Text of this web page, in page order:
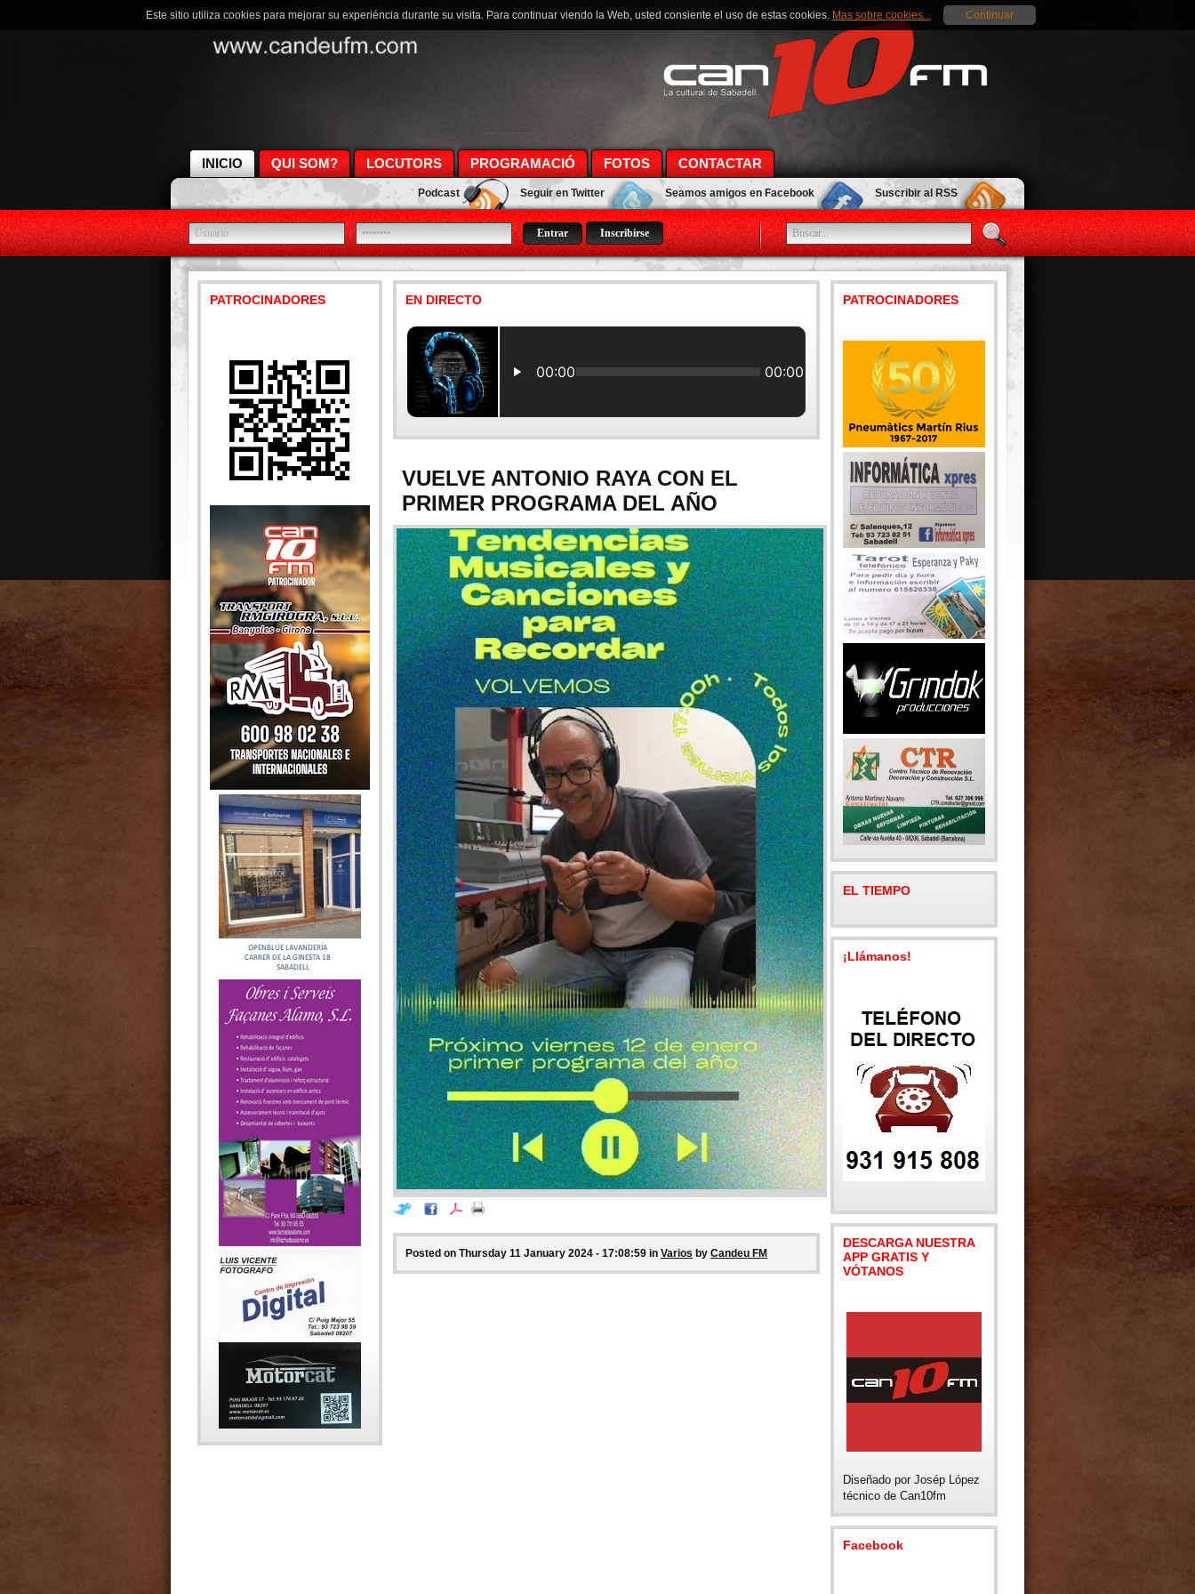
INICIO QUI SOM? LOCUTORS PROGRAMACIÓ FOTOS CONTACTAR
Podcast Seguir en Twitter Seamos amigos en Facebook Suscribir al RSS
Inscribirse
PATROCINADORES EN DIRECTO
VUELVE ANTONIO RAYA CON EL
PRIMER PROGRAMA DEL AÑO
Posted on Thursday 11 January 2024 - 17:08:59 in Varios by Candeu FM
PATROCINADORES
EL TIEMPO
¡Llámanos!
DESCARGA NUESTRA
APP GRATIS Y
VÓTANOS
Diseñado por Josép López
técnico de Can10fm
Facebook
Este sitio utiliza cookies para mejorar su experiéncia durante su visita. Para continuar viendo la Web, usted consiente el uso de estas cookies. Mas sobre cookies... Continuar